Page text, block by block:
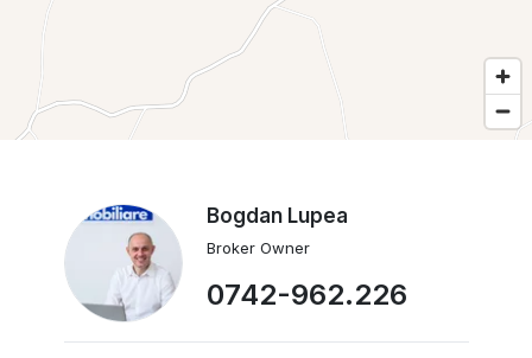
Bogdan Lupea
Broker Owner
0742-962.226